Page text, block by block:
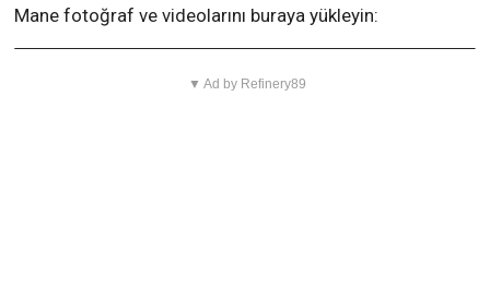
Mane fotoğraf ve videolarını buraya yükleyin:
▼ Ad by Refinery89